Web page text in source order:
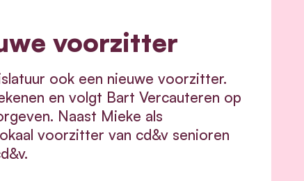
voorzitter
ook een nieuwe voorzitter.
en volgt Bart Vercauteren op
Naast Mieke als
voorzitter van cd&v senioren